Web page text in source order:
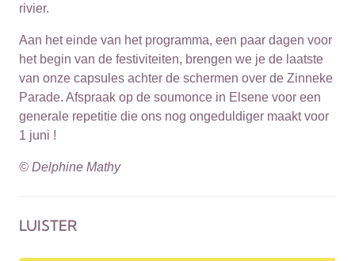
rivier.
Aan het einde van het programma, een paar dagen voor
het begin van de festiviteiten, brengen we je de laatste
van onze capsules achter de schermen over de Zinneke
Parade. Afspraak op de soumonce in Elsene voor een
generale repetitie die ons nog ongeduldiger maakt voor
1 juni !
© Delphine Mathy
LUISTER